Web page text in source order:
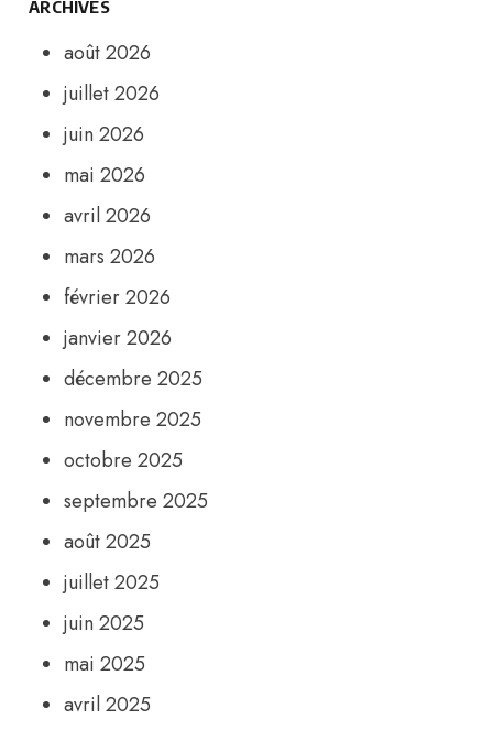
ARCHIVES
août 2026
juillet 2026
juin 2026
mai 2026
avril 2026
mars 2026
février 2026
janvier 2026
décembre 2025
novembre 2025
octobre 2025
septembre 2025
août 2025
juillet 2025
juin 2025
mai 2025
avril 2025